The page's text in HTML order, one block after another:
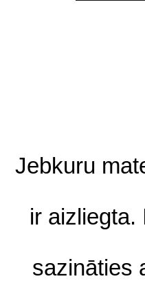
Jebkuru
ir aizliegta.
sazināties